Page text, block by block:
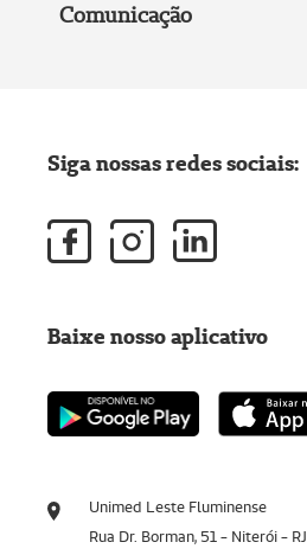
Comunicação
Unimed Leste Fluminense
Rua Dr. Borman, 51 - Niterói - RJ
Siga nossas redes sociais:
Baixe nosso aplicativo